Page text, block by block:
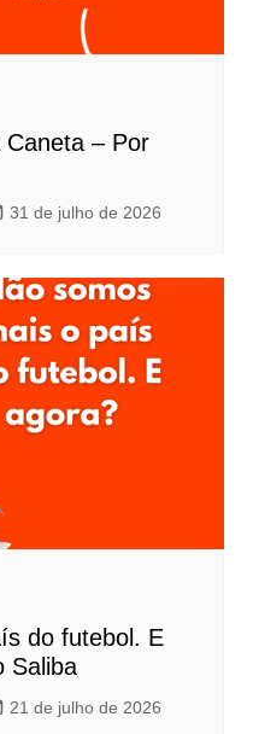
– Por
31 de julho de 2026
do futebol. E
Saliba
21 de julho de 2026